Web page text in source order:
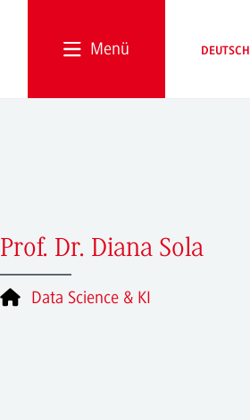
Menü DEUTSCH
Prof. Dr. Diana Sola
Data Science & KI